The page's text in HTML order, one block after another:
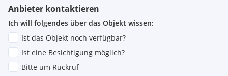
Anbieter kontaktieren
Ich will folgendes über das Objekt wissen:
Ist das Objekt noch verfügbar?
Ist eine Besichtigung möglich?
Bitte um Rückruf